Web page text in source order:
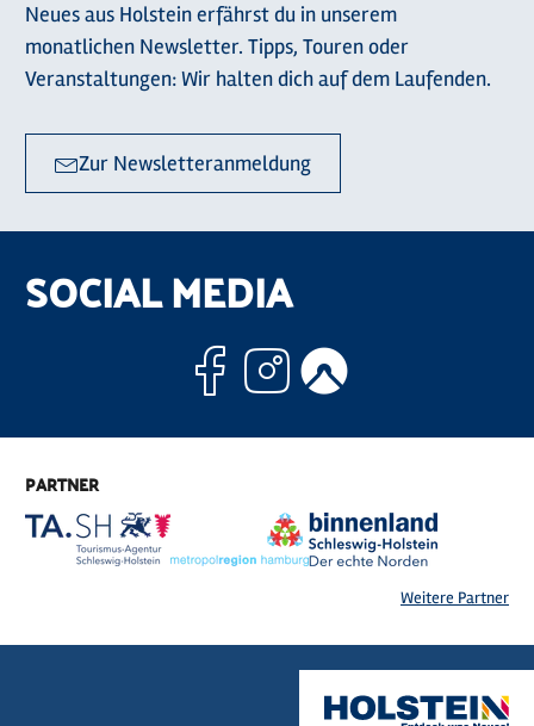
Neues aus Holstein erfährst du in unserem
monatlichen Newsletter. Tipps, Touren oder
Veranstaltungen: Wir halten dich auf dem Laufenden.
Zur Newsletteranmeldung
SOCIAL MEDIA
Facebook
Instagram
PARTNER
Weitere Partner